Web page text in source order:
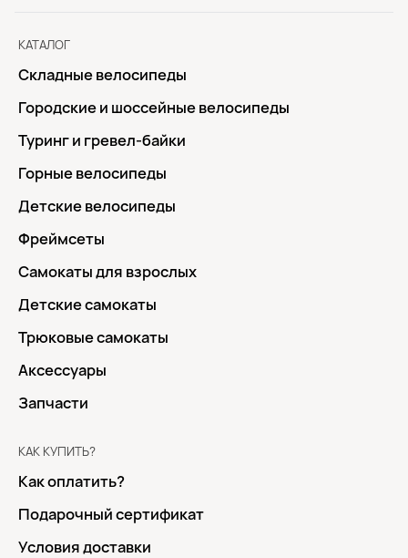
КАТАЛОГ
Складные велосипеды
Городские и шоссейные велосипеды
Туринг и гревел-байки
Горные велосипеды
Детские велосипеды
Фреймсеты
Самокаты для взрослых
Детские самокаты
Трюковые самокаты
Аксессуары
Запчасти
КАК КУПИТЬ?
Как оплатить?
Подарочный сертификат
Условия доставки